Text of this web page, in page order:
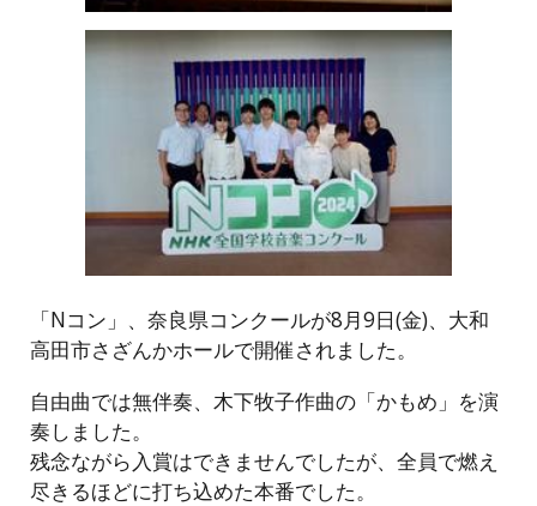
「Nコン」、奈良県コンクールが8月9日(金)、大和
高田市さざんかホールで開催されました。
自由曲では無伴奏、木下牧子作曲の「かもめ」を演
奏しました。
残念ながら入賞はできませんでしたが、全員で燃え
尽きるほどに打ち込めた本番でした。